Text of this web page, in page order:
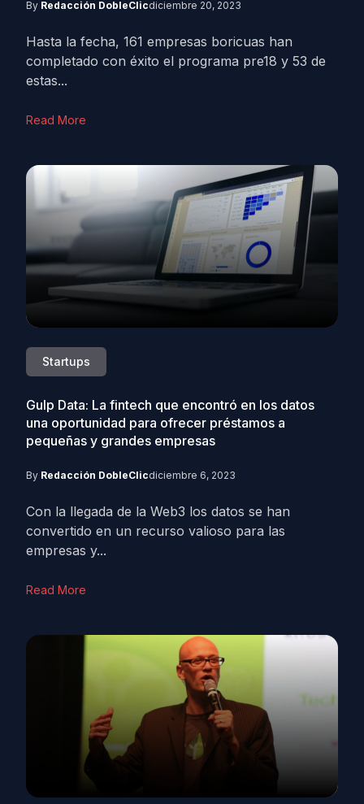
By Redacción DobleClicdiciembre 20, 2023
Hasta la fecha, 161 empresas boricuas han
completado con éxito el programa pre18 y 53 de
estas...
Read More
Startups
Gulp Data: La fintech que encontró en los datos
una oportunidad para ofrecer préstamos a
pequeñas y grandes empresas
By Redacción DobleClicdiciembre 6, 2023
Con la llegada de la Web3 los datos se han
convertido en un recurso valioso para las
empresas y...
Read More